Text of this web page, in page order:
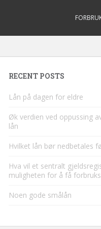
RECENT POSTS
Lån på dagen for eldre
Øk verdien ved oppussing
lån
Hvilket lån bør nedbetales
Hva vil et sentralt
muligheten for å få
Noen gode smålån